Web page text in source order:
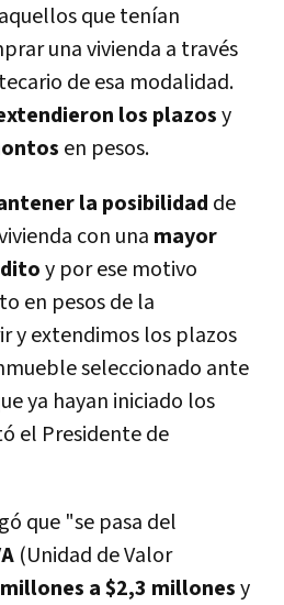
que tení­an
una vivienda a través
de esa modalidad.
los plazosy
en pesos.
la posibilidad de
con una mayor
y por ese motivo
en pesos de la
y extendimos los plazos
seleccionado ante
ya hayan iniciado los
el Presidente de
que "se pasa del
(Unidad de Valor
a $2,3 millonesy